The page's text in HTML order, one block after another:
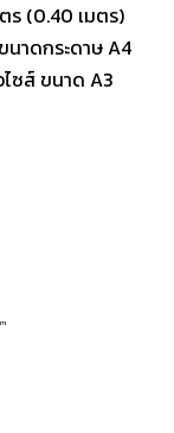
ร (0.40 เมตร)
นาดกระดาษ A4
ซส์ ขนาด A3